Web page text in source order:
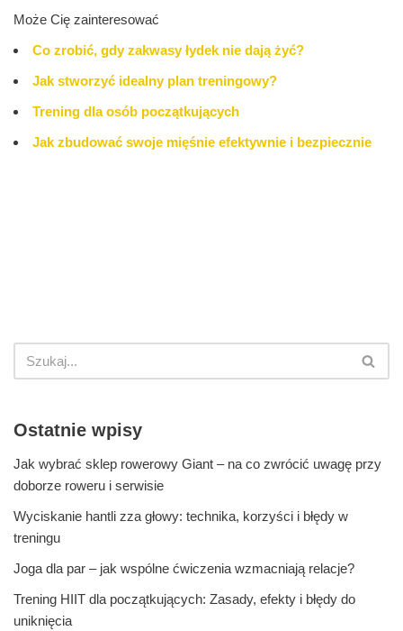
Może Cię zainteresować
Co zrobić, gdy zakwasy łydek nie dają żyć?
Jak stworzyć idealny plan treningowy?
Trening dla osób początkujących
Jak zbudować swoje mięśnie efektywnie i bezpiecznie
Ostatnie wpisy
Jak wybrać sklep rowerowy Giant – na co zwrócić uwagę przy
doborze roweru i serwisie
Wyciskanie hantli zza głowy: technika, korzyści i błędy w
treningu
Joga dla par – jak wspólne ćwiczenia wzmacniają relacje?
Trening HIIT dla początkujących: Zasady, efekty i błędy do
uniknięcia